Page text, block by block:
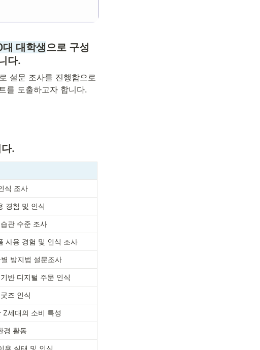
대학생으로 구성
다.
설문 조사를 진행함으로
를 도출하고자 합니다.
.
식 조사
경험 및 인식
관 수준 조사
사용 경험 및 인식 조사
방지법 설문조사
반 디지털 주문 인식
즈 인식
Z세대의 소비 특성
경 활동
용 실태 및 인식